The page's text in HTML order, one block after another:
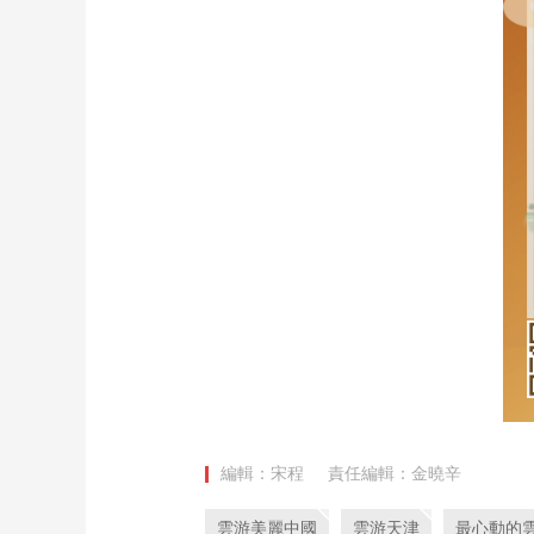
編輯：宋程 責任編輯：金曉辛
雲游美麗中國 雲游天津 最心動的